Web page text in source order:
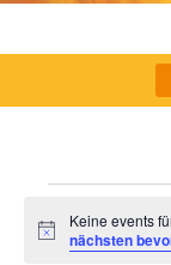
Notice
Keine events
nächsten